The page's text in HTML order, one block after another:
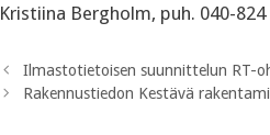
Kristiina Bergholm, puh. 040-824
Ilmastotietoisen suunnittelun RT-
Rakennustiedon Kestävä